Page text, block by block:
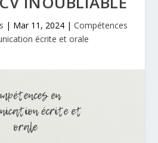
| Mar 11, 2024| Compétences
écrite et orale